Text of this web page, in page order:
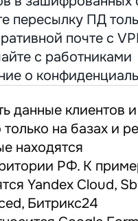
данные
чтобы
детали.